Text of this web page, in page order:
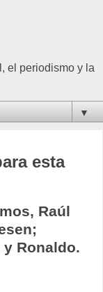
el periodismo y la
▼
esta
Raúl
y Ronaldo.